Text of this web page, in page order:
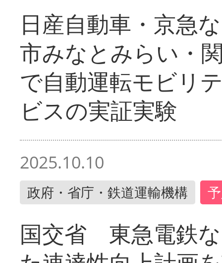
日産自動車・京急
市みなとみらい・
で自動運転モビリ
ビスの実証実験
2025.10.10
政府・省庁・鉄道運輸機構
国交省 東急電鉄